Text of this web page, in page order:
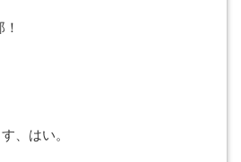
、はい。